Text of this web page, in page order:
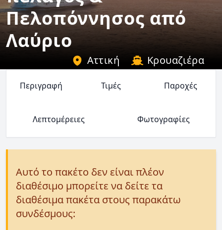
Πελοπόννησος από
Λαύριο
Αττική Κρουαζιέρα
Περιγραφή Τιμές Παροχές
Λεπτομέρειες Φωτογραφίες
Αυτό το πακέτο δεν είναι πλέον
διαθέσιμο μπορείτε να δείτε τα
διαθέσιμα πακέτα στους παρακάτω
συνδέσμους: